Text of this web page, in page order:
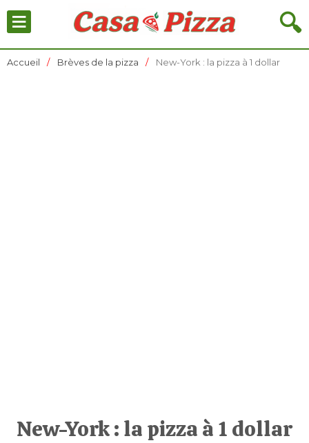
🔍
≡
Accueil Brèves de la pizza New-York : la pizza à 1 dollar
New-York : la pizza à 1 dollar